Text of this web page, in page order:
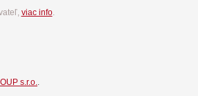
viac info.
s.r.o..